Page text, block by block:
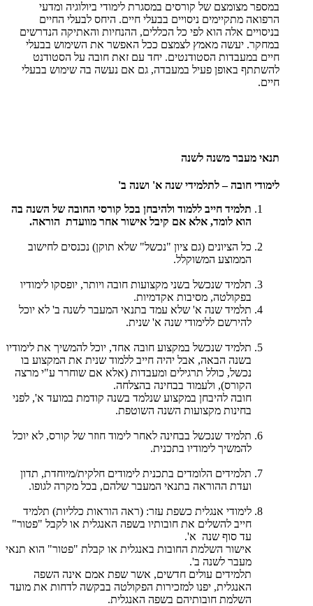
במספר מצומצם של קורסים במסגרת לימודי ביולוגיה ומדעי
הרפואה מתקיימים ניסויים בבעלי חיים. היחס לבעלי החיים
בניסויים אלה הוא לפי כל הכללים, ההנחיות והאתיקה הנדרשים
במחקר. יעשה מאמץ לצמצם ככל האפשר את השימוש בבעלי
חיים במעבדות הסטודנטים. יחד עם זאת חובה על הסטודנט
להשתתף באופן פעיל במעבדה, גם אם נעשה בה שימוש בבעלי
חיים.
תנאי מעבר משנה לשנה
לימודי חובה–לתלמידי שנה א' ושנה ב'
תלמיד חייב ללמוד ולהיבחן בכל קורסי החובה של השנה בה
הוא לומד, אלא אם קיבל אישור אחר מוועדת הוראה.
כל הציונים (גם ציון "נכשל" שלא תוקן) נכנסים לחישוב
הממוצע המשוקלל.
תלמיד שנכשל בשני מקצועות חובה ויותר, יופסקו לימודיו
בפקולטה, מסיבות אקדמיות.
תלמיד שנה א' שלא עמד בתנאי המעבר לשנה ב' לא יוכל
להירשם ללימודי שנה א' שנית.
תלמיד שנכשל במקצוע חובה אחד, יוכל להמשיך את לימודיו
בשנה הבאה, אבל יהיה חייב ללמוד שנית את המקצוע בו
נכשל, כולל תרגילים ומעבדות (אלא אם שוחרר ע"י מרצה
הקורס), ולעמוד בבחינה בהצלחה.
חובה להיבחן במקצוע שנלמד בשנה קודמת במועד א', לפני
בחינות מקצועות השנה השוטפת.
תלמיד שנכשל בבחינה לאחר לימוד חוזר של קורס, לא יוכל
להמשיך לימודיו בתכנית.
תלמידים הלומדים בתכנית לימודים חלקית/מיוחדת, תדון
ועדת ההוראה בתנאי המעבר שלהם, בכל מקרה לגופו.
לימודי אנגלית כשפת עזר: (ראה הוראות כלליות) תלמיד
חייב להשלים את חובותיו בשפה האנגלית או לקבל "פטור"
עד סוף שנה א'.
אישור השלמת החובות באנגלית או קבלת "פטור" הוא תנאי
מעבר לשנה ב'.
תלמידים עולים חדשים, אשר שפת אמם אינה השפה
האנגלית, יפנו למזכירות הפקולטה בבקשה לדחות את מועד
השלמת חובותיהם בשפה האנגלית.